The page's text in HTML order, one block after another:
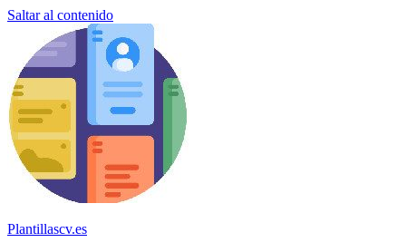
Saltar al contenido
Plantillascv.es